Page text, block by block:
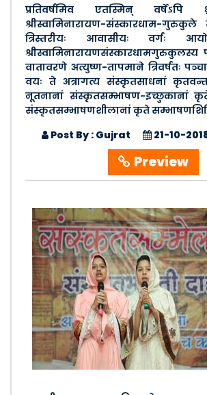
प्रतिवर्षमिव एतस्मिन् वर्षेऽपि
श्रीस्वामिनारायण-संस्कारधाम-गुरुकुले
त्रिस्तरीयः आवासीयः वर्गः
श्रीस्वामिनारायणसंस्कारधामगुरुकुलस्य
वातावरणे अत्युष्ण-तापमाने त्रिवर्षतः
वयः ते अत्रागत्य संस्कृतसाधनां
नूतनानां संस्कृतसम्भाषण-इच्छुकानां कृते
संस्कृतसम्भाषणशीलानां कृते
Post By : Gujrat
21-10-
Preview